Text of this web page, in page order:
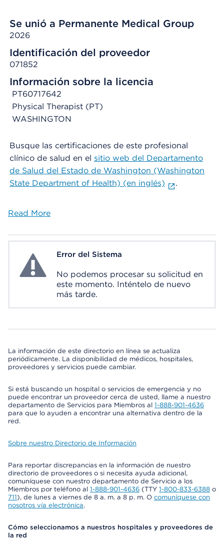
Se unió a Permanente Medical Group
2026
Identificación del proveedor
071852
Información sobre la licencia
PT60717642
Physical Therapist (PT)
WASHINGTON
Busque las certificaciones de este profesional
clínico de salud en el sitio web del Departamento
de Salud del Estado de Washington (Washington
State Department of Health) (en inglés)
.
Read More
System ErrorError del Sistema
No podemos procesar su solicitud en
este momento. Inténtelo de nuevo
más tarde.
La información de este directorio en línea se actualiza
periódicamente. La disponibilidad de médicos, hospitales,
proveedores y servicios puede cambiar.
Si está buscando un hospital o servicios de emergencia y no
puede encontrar un proveedor cerca de usted, llame a nuestro
departamento de Servicios para Miembros al 1-888-901-4636
para que lo ayuden a encontrar una alternativa dentro de la
red.
Sobre nuestro Directorio de Información
Para reportar discrepancias en la información de nuestro
directorio de proveedores o si necesita ayuda adicional,
comuníquese con nuestro departamento de Servicio a los
Miembros por teléfono al 1-888-901-4636 (TTY 1-800-833-6388 o
711), de lunes a viernes de 8 a. m. a 8 p. m. O comuníquese con
nosotros vía electrónica.
Cómo seleccionamos a nuestros hospitales y proveedores de
la red